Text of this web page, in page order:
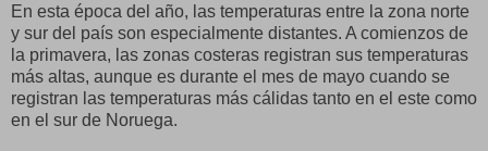
En esta época del año, las temperaturas entre la zona norte
y sur del país son especialmente distantes. A comienzos de
la primavera, las zonas costeras registran sus temperaturas
más altas, aunque es durante el mes de mayo cuando se
registran las temperaturas más cálidas tanto en el este como
en el sur de Noruega.